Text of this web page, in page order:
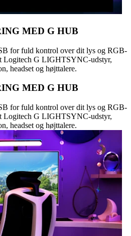
MED G HUB
for fuld kontrol over dit lys og RGB-
Logitech G LIGHTSYNC-udstyr,
headset og højttalere.
MED G HUB
for fuld kontrol over dit lys og RGB-
Logitech G LIGHTSYNC-udstyr,
headset og højttalere.